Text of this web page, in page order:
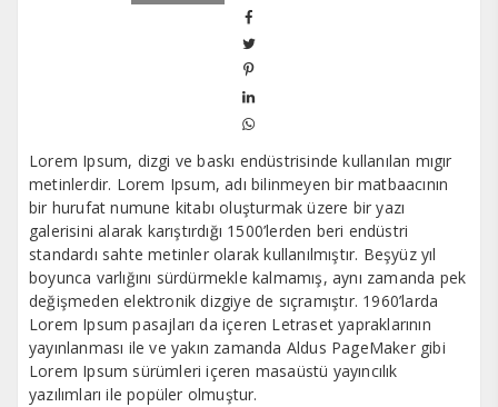
Lorem Ipsum, dizgi ve baskı endüstrisinde kullanılan mıgır
metinlerdir. Lorem Ipsum, adı bilinmeyen bir matbaacının
bir hurufat numune kitabı oluşturmak üzere bir yazı
galerisini alarak karıştırdığı 1500’lerden beri endüstri
standardı sahte metinler olarak kullanılmıştır. Beşyüz yıl
boyunca varlığını sürdürmekle kalmamış, aynı zamanda pek
değişmeden elektronik dizgiye de sıçramıştır. 1960’larda
Lorem Ipsum pasajları da içeren Letraset yapraklarının
yayınlanması ile ve yakın zamanda Aldus PageMaker gibi
Lorem Ipsum sürümleri içeren masaüstü yayıncılık
yazılımları ile popüler olmuştur.